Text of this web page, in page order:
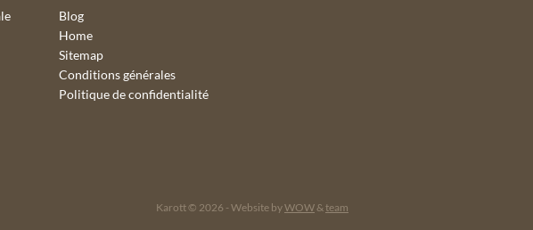
Blog
Home
Sitemap
Conditions générales
Politique de confidentialité
Karott © 2026 - Website byWOW &team